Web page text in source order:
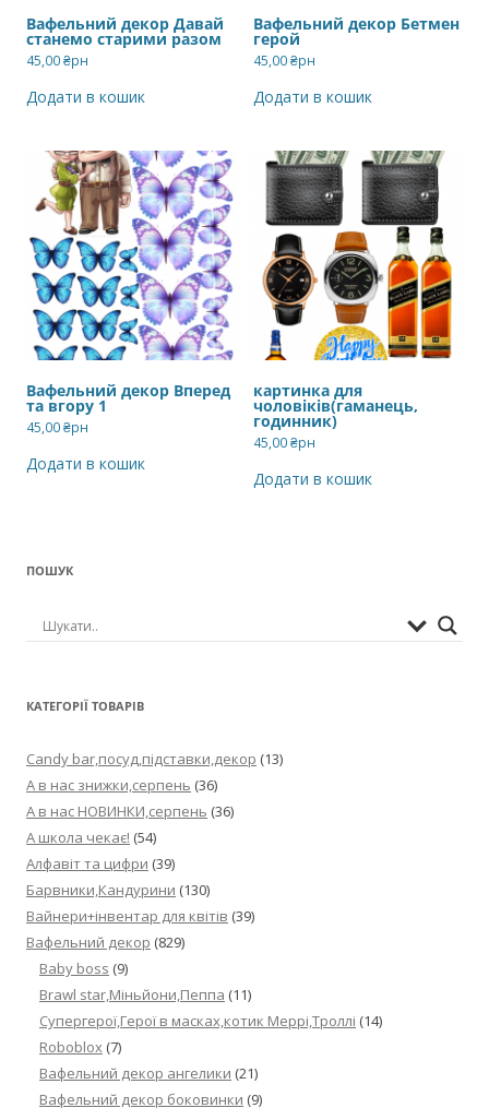
Вафельний декор Давай
станемо старими разом
45,00₴рн
Додати в кошик
Вафельний декор Бетмен
герой
45,00₴рн
Додати в кошик
Вафельний декор Вперед
та вгору 1
45,00₴рн
Додати в кошик
картинка для
чоловіків(гаманець,
годинник)
45,00₴рн
Додати в кошик
ПОШУК
КАТЕГОРІЇ ТОВАРІВ
Candy bar,посуд,підставки,декор (13)
А в нас знижки,серпень (36)
А в нас НОВИНКИ,серпень (36)
А школа чекає! (54)
Алфавіт та цифри (39)
Барвники,Кандурини (130)
Вайнери+інвентар для квітів (39)
Вафельний декор (829)
Baby boss (9)
Brawl star,Міньйони,Пеппа (11)
Cупергерої,Герої в масках,котик Меррі,Троллі (14)
Roboblox (7)
Вафельний декор ангелики (21)
Вафельний декор боковинки (9)